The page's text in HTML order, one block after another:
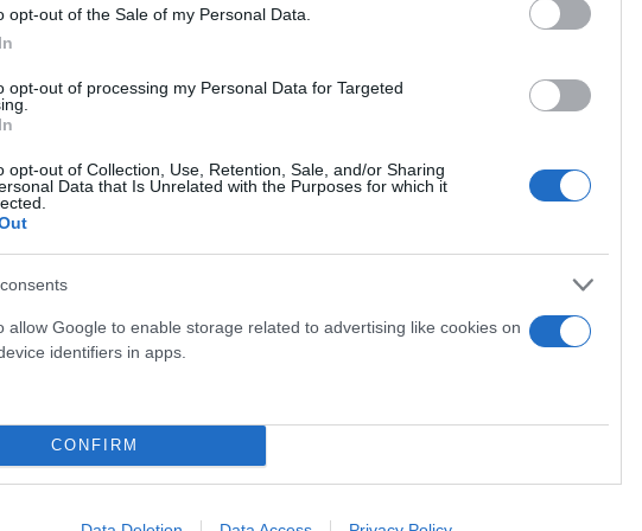
opt-out of the Sale of my Personal Data.
opt-out of processing my Personal Data for Targeted
opt-out of Collection, Use, Retention, Sale, and/or Sharing
Data that Is Unrelated with the Purposes for which it
allow Google to enable storage related to advertising like cookies on
identifiers in apps.
CONFIRM
να το βρει κανείς μόνο σε τοπικά καταστήματα, αυτό
τις επισκέψεις στην περιοχή της λίμνης Κόμο.
να αγοράσουν το αναμνηστικό μας, οι αναμνήσεις δεν
της.